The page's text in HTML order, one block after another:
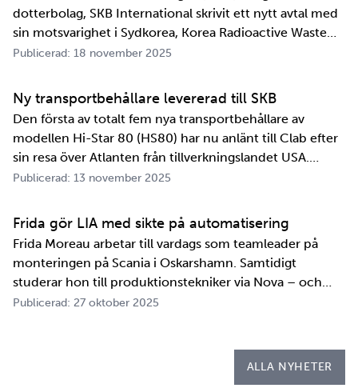
dotterbolag, SKB International skrivit ett nytt avtal med
sin motsvarighet i Sydkorea, Korea Radioactive Waste
Agency, KORAD. Avtalet, som är ett så kallat
samarbetet mellan de två organisationerna. …
Publicerad: 18 november 2025
Ny transportbehållare levererad till SKB
Den första av totalt fem nya transportbehållare av
modellen Hi-Star 80 (HS80) har nu anlänt till Clab efter
sin resa över Atlanten från tillverkningslandet USA.
Innan transportbehållaren kan bli en del av SKB:s
tester och utbildningar. Redan 2008 i…
Publicerad: 13 november 2025
Frida gör LIA med sikte på automatisering
Frida Moreau arbetar till vardags som teamleader på
monteringen på Scania i Oskarshamn. Samtidigt
studerar hon till produktionstekniker via Nova – och
under tio veckor i höst gör hon både sin praktik, även
Publicerad: 27 oktober 2025
ALLA NYHETER